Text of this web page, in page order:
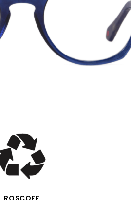
VISTA RÁPIDA
ROSCOFF